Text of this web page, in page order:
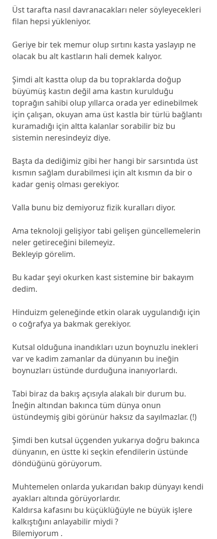
Üst tarafta nasıl davranacakları neler söyleyecekleri
filan hepsi yükleniyor.
Geriye bir tek memur olup sırtını kasta yaslayıp ne
olacak bu alt kastların hali demek kalıyor.
Şimdi alt kastta olup da bu topraklarda doğup
büyümüş kastın değil ama kastın kurulduğu
toprağın sahibi olup yıllarca orada yer edinebilmek
için çalışan, okuyan ama üst kastla bir türlü bağlantı
kuramadığı için altta kalanlar sorabilir biz bu
sistemin neresindeyiz diye.
Başta da dediğimiz gibi her hangi bir sarsıntıda üst
kısmın sağlam durabilmesi için alt kısmın da bir o
kadar geniş olması gerekiyor.
Valla bunu biz demiyoruz fizik kuralları diyor.
Ama teknoloji gelişiyor tabi gelişen güncellemelerin
neler getireceğini bilemeyiz.
Bekleyip görelim.
Bu kadar şeyi okurken kast sistemine bir bakayım
dedim.
Hinduizm geleneğinde etkin olarak uygulandığı için
o coğrafya ya bakmak gerekiyor.
Kutsal olduğuna inandıkları uzun boynuzlu inekleri
var ve kadim zamanlar da dünyanın bu ineğin
boynuzları üstünde durduğuna inanıyorlardı.
Tabi biraz da bakış açısıyla alakalı bir durum bu.
İneğin altından bakınca tüm dünya onun
üstündeymiş gibi görünür haksız da sayılmazlar. (!)
Şimdi ben kutsal üçgenden yukarıya doğru bakınca
dünyanın, en üstte ki seçkin efendilerin üstünde
döndüğünü görüyorum.
Muhtemelen onlarda yukarıdan bakıp dünyayı kendi
ayakları altında görüyorlardır.
Kaldırsa kafasını bu küçüklüğüyle ne büyük işlere
kalkıştığını anlayabilir miydi ?
Bilemiyorum .